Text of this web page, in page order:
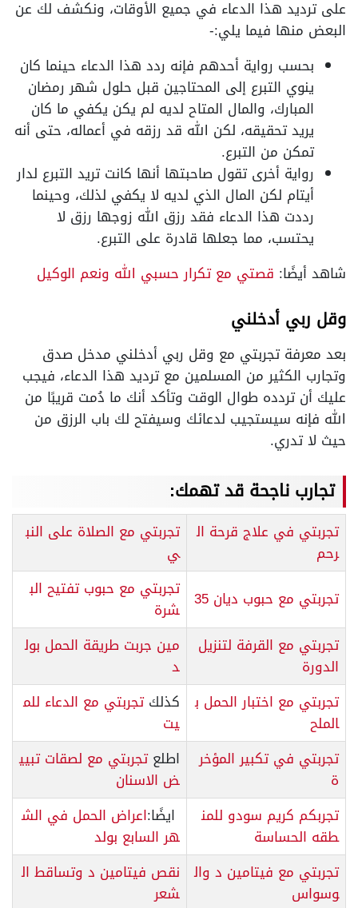
على ترديد هذا الدعاء في جميع الأوقات، ونكشف لك عن
البعض منها فيما يلي:-
بحسب رواية أحدهم فإنه ردد هذا الدعاء حينما كان
ينوي التبرع إلى المحتاجين قبل حلول شهر رمضان
المبارك، والمال المتاح لديه لم يكن يكفي ما كان
يريد تحقيقه، لكن الله قد رزقه في أعماله، حتى أنه
تمكن من التبرع.
رواية أخرى تقول صاحبتها أنها كانت تريد التبرع لدار
أيتام لكن المال الذي لديه لا يكفي لذلك، وحينما
رددت هذا الدعاء فقد رزق الله زوجها رزق لا
يحتسب، مما جعلها قادرة على التبرع.
شاهد أيضًا: قصتي مع تكرار حسبي الله ونعم الوكيل
وقل ربي أدخلني
بعد معرفة تجربتي مع وقل ربي أدخلني مدخل صدق
وتجارب الكثير من المسلمين مع ترديد هذا الدعاء، فيجب
عليك أن تردده طوال الوقت وتأكد أنك ما دُمت قريبًا من
الله فإنه سيستجيب لدعائك وسيفتح لك باب الرزق من
حيث لا تدري.
تجارب ناجحة قد تهمك:
تجربتي في علاج قرحة ال
رحم
تجربتي مع الصلاة على النب
ي
تجربتي مع حبوب ديان 35
تجربتي مع حبوب تفتيح الب
شرة
تجربتي مع القرفة لتنزيل
الدورة
مين جربت طريقة الحمل بول
د
تجربتي مع اختبار الحمل ب
الملح
كذلكتجربتي مع الدعاء للم
يت
تجربتي في تكبير المؤخر
ة
اطلعتجربتي مع لصقات تبيي
ض الاسنان
تجربكم كريم سودو للمن
طقه الحساسة
ايضًا:اعراض الحمل في الش
هر السابع بولد
تجربتي مع فيتامين د وال
وسواس
نقص فيتامين د وتساقط ال
شعر